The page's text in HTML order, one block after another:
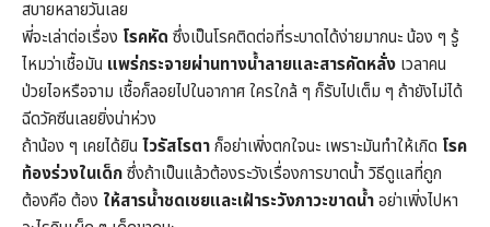
สบายหลายวันเลย
พี่จะเล่าต่อเรื่อง โรคหัด ซึ่งเป็นโรคติดต่อที่ระบาดได้ง่ายมากนะ น้อง ๆ รู้
ไหมว่าเชื้อมัน แพร่กระจายผ่านทางน้ำลายและสารคัดหลั่ง เวลาคน
ป่วยไอหรือจาม เชื้อก็ลอยไปในอากาศ ใครใกล้ ๆ ก็รับไปเต็ม ๆ ถ้ายังไม่ได้
ฉีดวัคซีนเลยยิ่งน่าห่วง
ถ้าน้อง ๆ เคยได้ยิน ไวรัสโรตาก็อย่าเพิ่งตกใจนะ เพราะมันทำให้เกิด โรค
ท้องร่วงในเด็กซึ่งถ้าเป็นแล้วต้องระวังเรื่องการขาดน้ำ วิธีดูแลที่ถูก
ต้องคือ ต้อง ให้สารน้ำชดเชยและเฝ้าระวังภาวะขาดน้ำอย่าเพิ่งไปหา